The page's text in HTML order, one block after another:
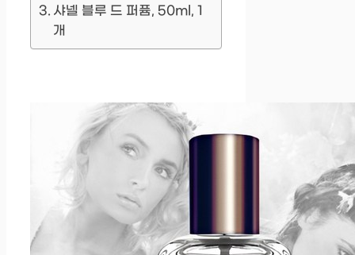
샤넬 블루 드 퍼퓸, 50ml, 1
개